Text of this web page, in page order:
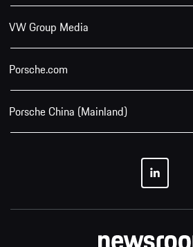
VW Group Media
Porsche.com
Porsche China (Mainland)